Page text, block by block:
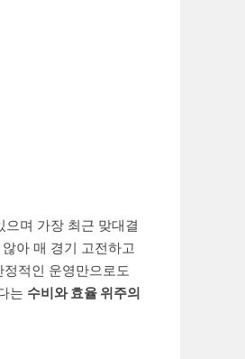
며 가장 최근 맞대결
아 매 경기 고전하고
적인 운영만으로도
는 수비와 효율 위주의